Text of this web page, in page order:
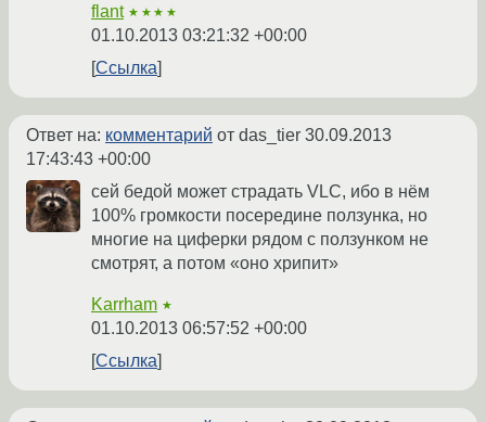
flant ★★★★
01.10.2013 03:21:32 +00:00
Ссылка
Ответ на: комментарий от das_tier 30.09.2013
17:43:43 +00:00
сей бедой может страдать VLC, ибо в нём
100% громкости посередине ползунка, но
многие на циферки рядом с ползунком не
смотрят, а потом «оно хрипит»
Karrham ★
01.10.2013 06:57:52 +00:00
Ссылка